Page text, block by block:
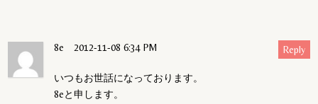
8e 2012-11-08 6:34 PM
いつもお世話になっております。
8eと申します。
Reply